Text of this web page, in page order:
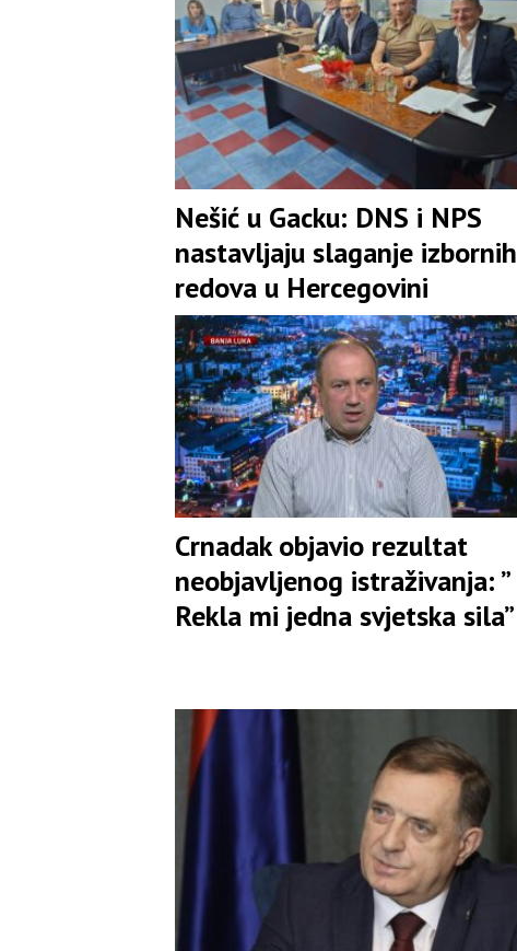
Nešić u Gacku: DNS i NPS
nastavljaju slaganje izbornih
redova u Hercegovini
Crnadak objavio rezultat
neobjavljenog istraživanja: ”
Rekla mi jedna svjetska sila”